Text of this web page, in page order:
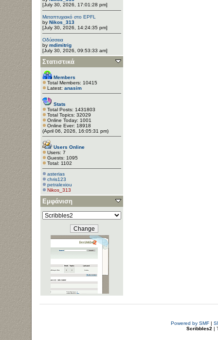
[July 30, 2026, 17:01:28 pm]
Μεταπτυχιακό στο EPFL
by Nikos_313
[July 30, 2026, 14:24:35 pm]
Οδύσσεια
by mdimitrig
[July 30, 2026, 09:53:33 am]
Στατιστικά
Members
Total Members: 10415
Latest: anasim
Stats
Total Posts: 1431803
Total Topics: 32029
Online Today: 1001
Online Ever: 18918
(April 06, 2026, 16:05:31 pm)
Users Online
Users: 7
Guests: 1095
Total: 1102
asterias
chris123
petralexiou
Nikos_313
Εμφάνιση
Powered by SMF|
Scribbles2 |